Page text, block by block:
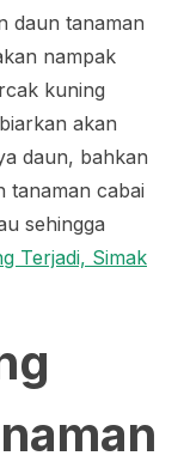
daun tanaman
nampak
kuning
akan
daun, bahkan
tanaman cabai
sehingga
Terjadi, Simak